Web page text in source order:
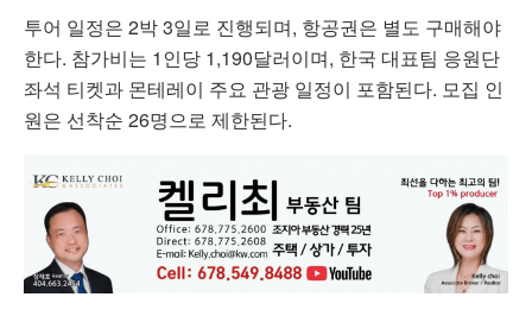
투어 일정은 2박 3일로 진행되며, 항공권은 별도 구매해야
한다. 참가비는 1인당 1,190달러이며, 한국 대표팀 응원단
좌석 티켓과 몬테레이 주요 관광 일정이 포함된다. 모집 인
원은 선착순 26명으로 제한된다.